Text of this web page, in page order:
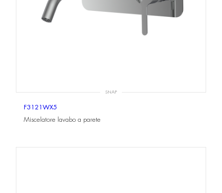
SNAP
F3121WX5
Miscelatore lavabo a parete